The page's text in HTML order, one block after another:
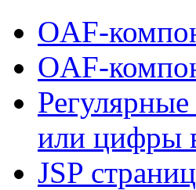
OAF-
OAF-
или цифры
JSP